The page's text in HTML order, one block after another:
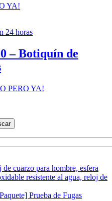
YA!
24 horas
– Botiquín de
PERO YA!
cuarzo para hombre, esfera
resistente al agua, reloj de
Prueba de Fugas